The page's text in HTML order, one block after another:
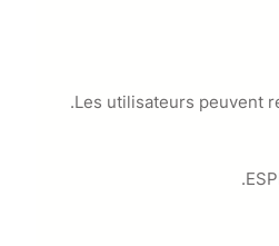
Les utilisateurs peuvent